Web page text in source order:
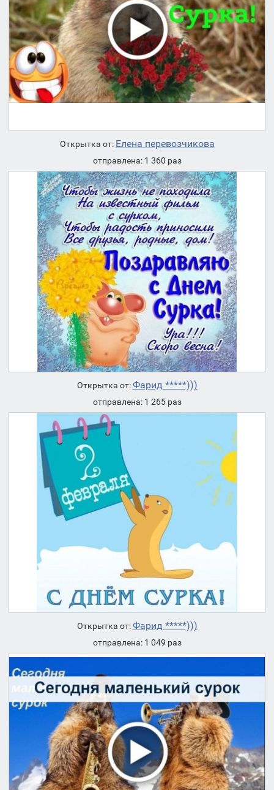
Открытка от: Елена перевозчикова
отправлена: 1 360 раз
Открытка от:Фарид *****)))
отправлена: 1 265 раз
Открытка от:Фарид *****)))
отправлена: 1 049 раз